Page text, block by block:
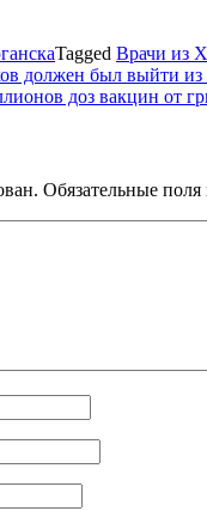
Tagged Врачи из
должен был выйти
доз вакцин от
Обязательные